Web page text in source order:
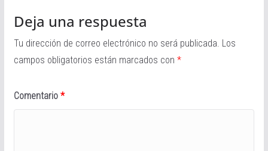
Deja una respuesta
Tu dirección de correo electrónico no será publicada. Los
campos obligatorios están marcados con *
Comentario *